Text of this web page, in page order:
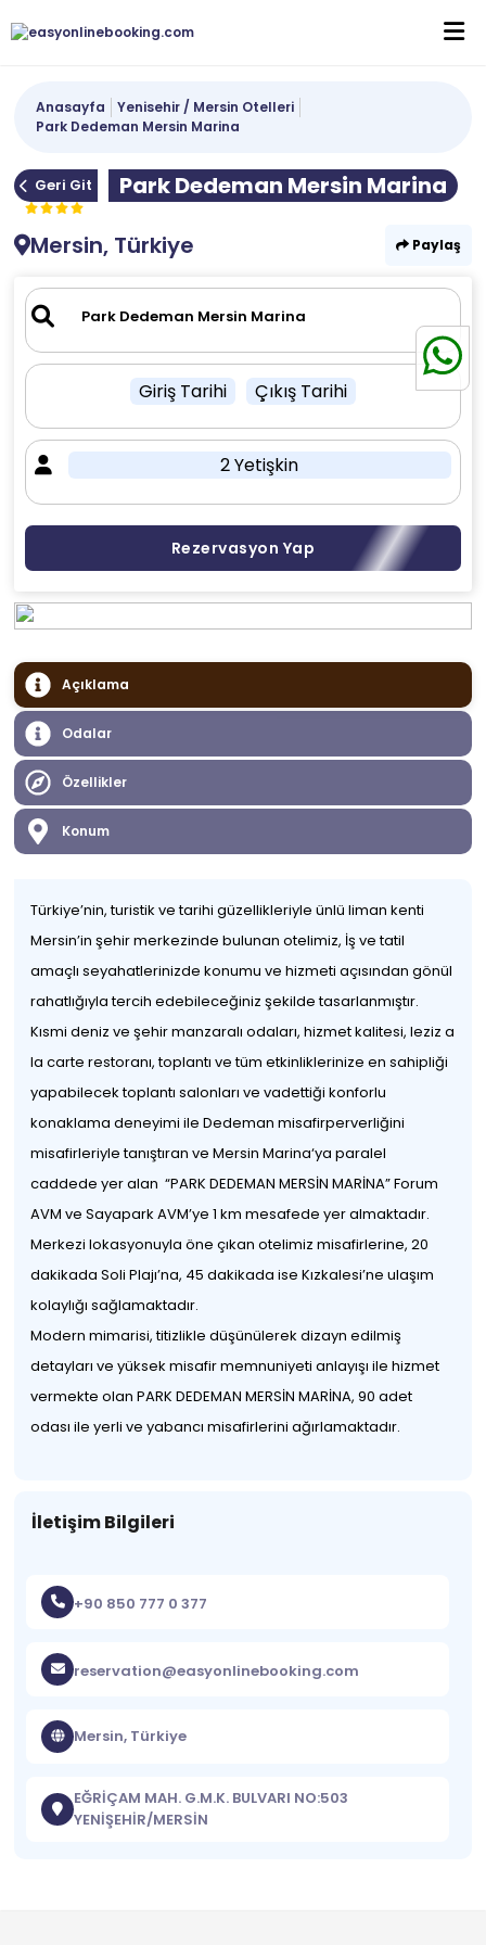
Anasayfa
Yenisehir / Mersin Otelleri
Park Dedeman Mersin Marina
Geri Git
Park Dedeman Mersin Marina
Mersin, Türkiye
Paylaş
Giriş Tarihi Çıkış Tarihi
2 Yetişkin
Rezervasyon Yap
Açıklama
Odalar
Özellikler
Konum
Türkiye’nin, turistik ve tarihi güzellikleriyle ünlü liman kenti
Mersin’in şehir merkezinde bulunan otelimiz, İş ve tatil
amaçlı seyahatlerinizde konumu ve hizmeti açısından gönül
rahatlığıyla tercih edebileceğiniz şekilde tasarlanmıştır.
Kısmi deniz ve şehir manzaralı odaları, hizmet kalitesi, leziz a
la carte restoranı, toplantı ve tüm etkinliklerinize en sahipliği
yapabilecek toplantı salonları ve vadettiği konforlu
konaklama deneyimi ile Dedeman misafirperverliğini
misafirleriyle tanıştıran ve Mersin Marina‘ya paralel
caddede yer alan “PARK DEDEMAN MERSİN MARİNA” Forum
AVM ve Sayapark AVM’ye 1 km mesafede yer almaktadır.
Merkezi lokasyonuyla öne çıkan otelimiz misafirlerine, 20
dakikada Soli Plajı’na, 45 dakikada ise Kızkalesi’ne ulaşım
kolaylığı sağlamaktadır.
Modern mimarisi, titizlikle düşünülerek dizayn edilmiş
detayları ve yüksek misafir memnuniyeti anlayışı ile hizmet
vermekte olan PARK DEDEMAN MERSİN MARİNA, 90 adet
odası ile yerli ve yabancı misafirlerini ağırlamaktadır.
İletişim Bilgileri
+90 850 777 0 377
reservation@easyonlinebooking.com
Mersin, Türkiye
EĞRİÇAM MAH. G.M.K. BULVARI NO:503
YENİŞEHİR/MERSİN